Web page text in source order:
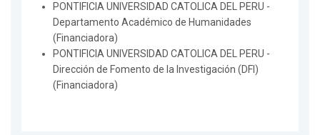
PONTIFICIA UNIVERSIDAD CATOLICA DEL PERU -
Departamento Académico de Humanidades
(Financiadora)
PONTIFICIA UNIVERSIDAD CATOLICA DEL PERU -
Dirección de Fomento de la Investigación (DFI)
(Financiadora)